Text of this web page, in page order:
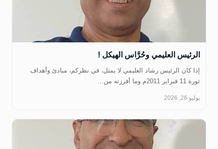
الرئيس العليمي وحُرَّاس الهيكل !
إذا كان الرئيس رشاد العليمي لا يمثل، في نظركم، مبادئ وأهداف
ثورة 11 فبراير 2011م وما أفرزته من…
يوليو 26, 2026